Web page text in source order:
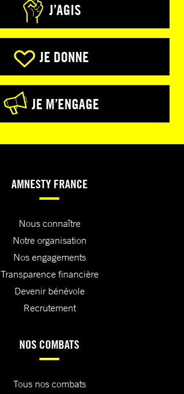
J’AGIS
JE DONNE
JE M’ENGAGE
AMNESTY FRANCE
Nous connaître
Notre organisation
Nos engagements
Transparence financière
Devenir bénévole
Recrutement
NOS COMBATS
Tous nos combats